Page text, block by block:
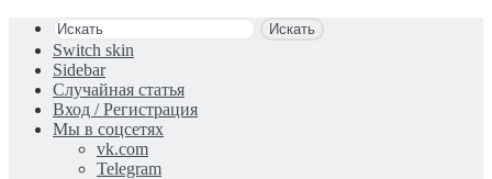
Искать
Switch skin
Sidebar
Случайная статья
Вход / Регистрация
Мы в соцсетях
vk.com
Telegram